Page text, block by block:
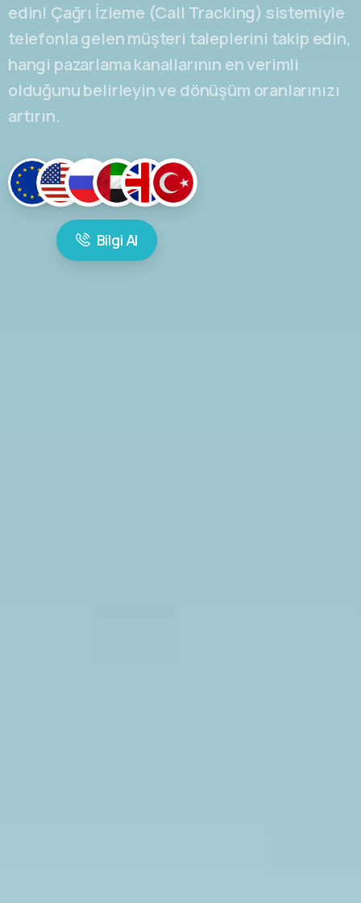
edin! Çağrı İzleme (Call Tracking) sistemiyle
telefonla gelen müşteri taleplerini takip edin,
hangi pazarlama kanallarının en verimli
olduğunu belirleyin ve dönüşüm oranlarınızı
artırın.
Bilgi Al